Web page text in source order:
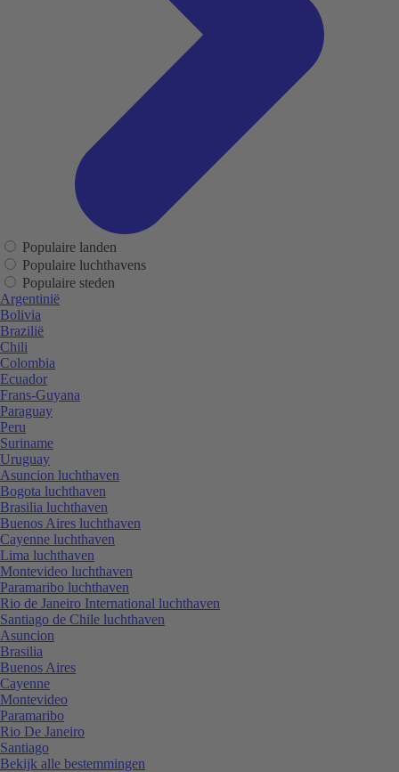
Populaire landen
Populaire luchthavens
Populaire steden
Argentinië
Bolivia
Brazilië
Chili
Colombia
Ecuador
Frans-Guyana
Paraguay
Peru
Suriname
Uruguay
Asuncion luchthaven
Bogota luchthaven
Brasilia luchthaven
Buenos Aires luchthaven
Cayenne luchthaven
Lima luchthaven
Montevideo luchthaven
Paramaribo luchthaven
Rio de Janeiro International luchthaven
Santiago de Chile luchthaven
Asuncion
Brasilia
Buenos Aires
Cayenne
Montevideo
Paramaribo
Rio De Janeiro
Santiago
Bekijk alle bestemmingen